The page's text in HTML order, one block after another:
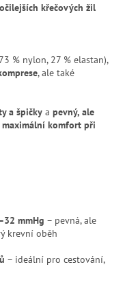
křečových žil
% nylon, 27 % elastan),
, ale také
a špičky a pevný, ale
maximální komfort při
mmHg – pevná, ale
krevní oběh
– ideální pro cestování,